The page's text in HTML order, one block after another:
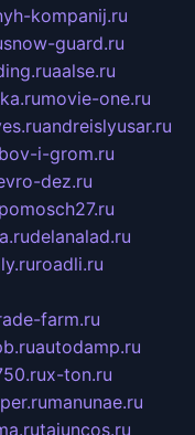
kompanij.ru
snow-guard.ru
aalse.ru
movie-one.ru
andreislyusar.ru
i-grom.ru
dez.ru
delanalad.ru
roadli.ru
farm.ru
autodamp.ru
x-ton.ru
manunae.ru
tajuncos.ru